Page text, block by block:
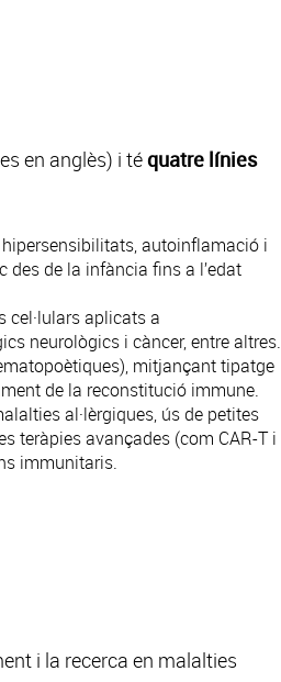
en anglès) i téquatre línies
autoinflamació i
de la infància fins a l’edat
cel·lulars aplicats a
neurològics i càncer, entre altres.
mitjançant tipatge
de la reconstitució immune.
al·lèrgiques, ús de petites
teràpies avançades (com CAR-T i
immunitaris.
i la recerca en malalties